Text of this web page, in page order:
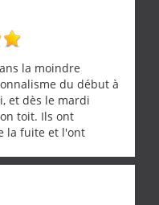
également de
sujets. Un
en rencontrer.
la moindre
du début à
et dès le mardi
toit. Ils ont
la fuite et l'ont
compétente. C'est
sur des
encore !